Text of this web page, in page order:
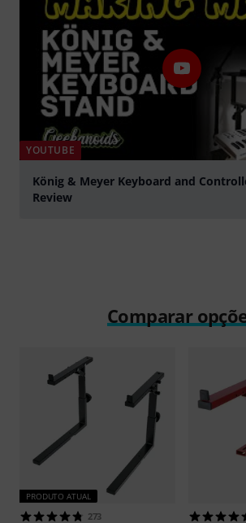
YOUTUBE
König & Meyer Keyboard and
Review
Comparar
PRODUTO ATUAL
273